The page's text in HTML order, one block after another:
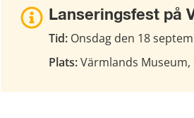
Lanseringsfest på
Tid: Onsdag den 18
Plats: Värmlands